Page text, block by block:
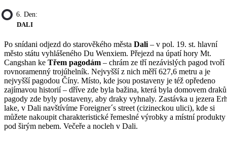
6. Den:
DALI
Po snídani odjezd do starověkého města Dali – v pol. 19. st. hlavní
město státu vyhlášeného Du Wenxiem. Přejezd na úpatí hory Mt.
Cangshan ke Třem pagodám – chrám ze tří nezávislých pagod tvoří
rovnoramenný trojúhelník. Nejvyšší z nich měří 627,6 metru a je
nejvyšší pagodou Číny. Místo, kde jsou postaveny je též opředeno
zajímavou historií – dříve zde byla bažina, která byla domovem
pagody zde byly postaveny, aby draky vyhnaly. Zastávka u jezera
lake, v Dali navštívíme Foreigner´s street (cizineckou ulici), kde si
můžete nakoupit charakteristické řemeslné výrobky a místní produkty
pod širým nebem. Večeře a nocleh v Dali.